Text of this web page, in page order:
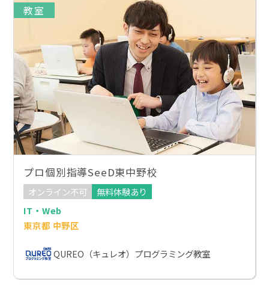
教室
プロ個別指導SeeD東中野校
オンライン不可
無料体験あり
IT・Web
東京都 中野区
QUREO（キュレオ）プログラミング教室